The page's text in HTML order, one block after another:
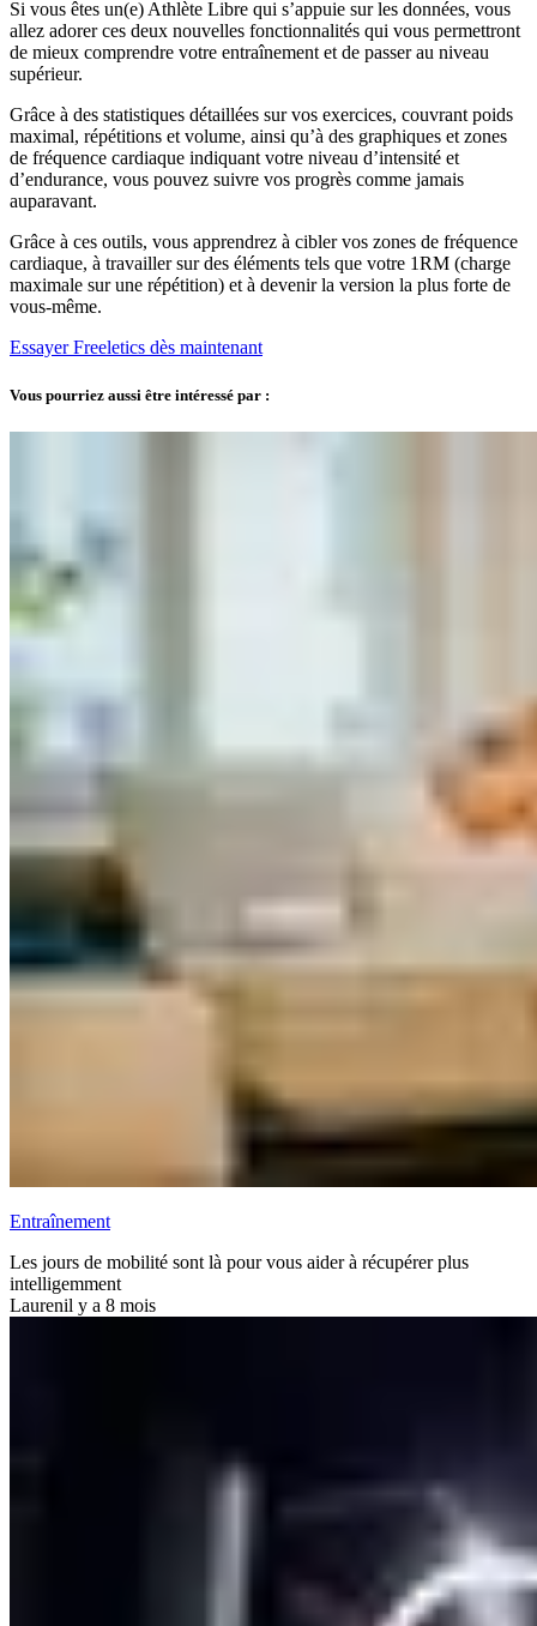
Si vous êtes un(e) Athlète Libre qui s’appuie sur les données, vous
allez adorer ces deux nouvelles fonctionnalités qui vous permettront
de mieux comprendre votre entraînement et de passer au niveau
supérieur.
Grâce à des statistiques détaillées sur vos exercices, couvrant poids
maximal, répétitions et volume, ainsi qu’à des graphiques et zones
de fréquence cardiaque indiquant votre niveau d’intensité et
d’endurance, vous pouvez suivre vos progrès comme jamais
auparavant.
Grâce à ces outils, vous apprendrez à cibler vos zones de fréquence
cardiaque, à travailler sur des éléments tels que votre 1RM (charge
maximale sur une répétition) et à devenir la version la plus forte de
vous-même.
Essayer Freeletics dès maintenant
Vous pourriez aussi être intéressé par :
Entraînement
Les jours de mobilité sont là pour vous aider à récupérer plus
intelligemment
Laurenil y a 8 mois